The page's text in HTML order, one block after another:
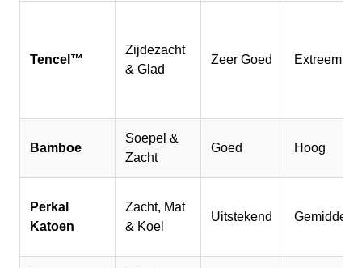
Tencel™
Zijdezacht
& Glad
Zeer Goed Extreem
Bamboe
Soepel &
Zacht
Goed Hoog
Perkal
Katoen
Zacht, Mat
& Koel
Uitstekend Gemiddeld